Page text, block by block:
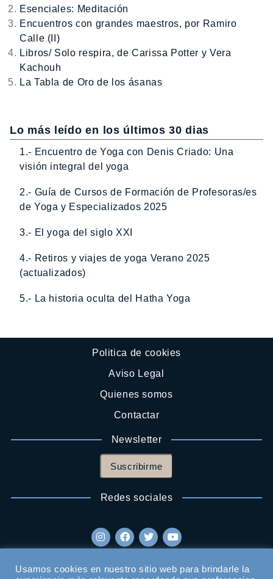
Esenciales: Meditación
Encuentros con grandes maestros, por Ramiro
Calle (II)
Libros/ Solo respira, de Carissa Potter y Vera
Kachouh
La Tabla de Oro de los ásanas
Lo más leído en los últimos 30 dias
1.- Encuentro de Yoga con Denis Criado: Una
visión integral del yoga
2.- Guía de Cursos de Formación de Profesoras/es
de Yoga y Especializados 2025
3.- El yoga del siglo XXI
4.- Retiros y viajes de yoga Verano 2025
(actualizados)
5.- La historia oculta del Hatha Yoga
Politica de cookies
Aviso Legal
Quienes somos
Contactar
Newsletter
Suscribirme
Redes sociales
Usamos cookies en nuestro sitio web para brindarle la